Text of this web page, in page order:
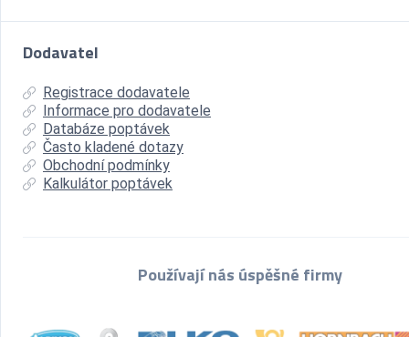
Dodavatel
Registrace dodavatele
Informace pro dodavatele
Databáze poptávek
Často kladené dotazy
Obchodní podmínky
Kalkulátor poptávek
Používají nás úspěšné firmy